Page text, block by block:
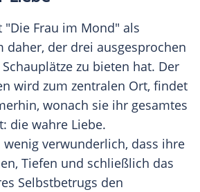
Frau im Mond" als
daher, der drei ausgesprochen
zu bieten hat. Der
wird zum zentralen Ort, findet
wonach sie ihr gesamtes
die wahre Liebe.
verwunderlich, dass ihre
Tiefen und schließlich das
Selbstbetrugs den